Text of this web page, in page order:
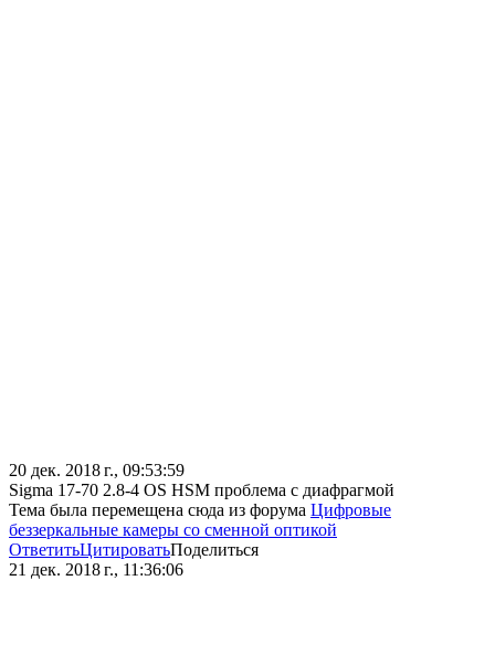
20 дек. 2018 г., 09:53:59
Sigma 17-70 2.8-4 OS HSM проблема с диафрагмой
Тема была перемещена сюда из форума Цифровые
беззеркальные камеры со сменной оптикой
ОтветитьЦитироватьПоделиться
21 дек. 2018 г., 11:36:06